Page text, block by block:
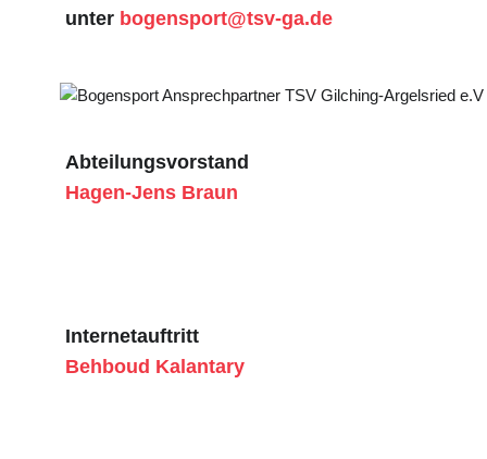
unter bogensport@tsv-ga.de
Abteilungsvorstand
Hagen-Jens Braun
Internetauftritt
Behboud Kalantary